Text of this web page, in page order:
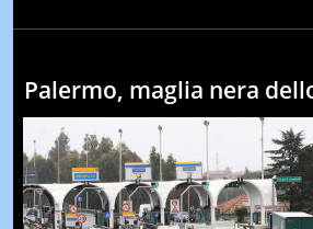
Palermo, maglia nera